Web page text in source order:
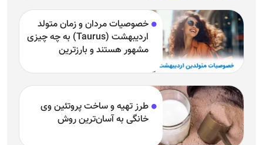
خصوصیات مردان و زمان متولد
اردیبهشت (Taurus) به چه چیزی
مشهور هستند و بارزترین
طرز تهیه و ساخت پروتئین وی
خانگی به آسان‌ترین روش